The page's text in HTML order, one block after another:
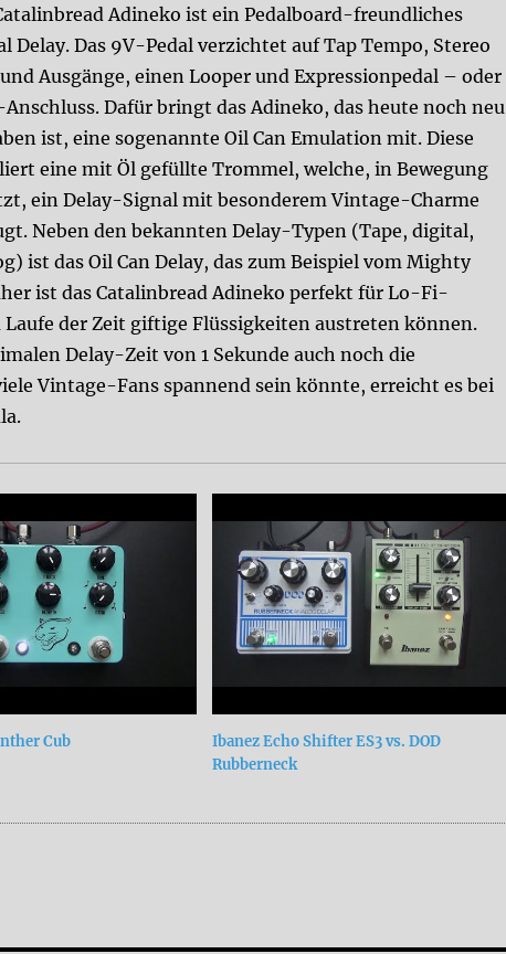
Adineko ist ein Pedalboard-freundliches
Delay. Das 9V-Pedal verzichtet auf Tap Tempo, Stereo
Ausgänge, einen Looper und Expressionpedal – oder
Dafür bringt das Adineko, das heute noch neu
ist, eine sogenannte Oil Can Emulation mit. Diese
eine mit Öl gefüllte Trommel, welche, in Bewegung
ein Delay-Signal mit besonderem Vintage-Charme
Neben den bekannten Delay-Typen (Tape, digital,
ist das Oil Can Delay, das zum Beispiel vom Mighty
ist das Catalinbread Adineko perfekt für Lo-Fi-
Laufe der Zeit giftige Flüssigkeiten austreten können.
Delay-Zeit von 1 Sekunde auch noch die
Vintage-Fans spannend sein könnte, erreicht es bei
Cub
Ibanez Echo Shifter ES3 vs. DOD
Rubberneck